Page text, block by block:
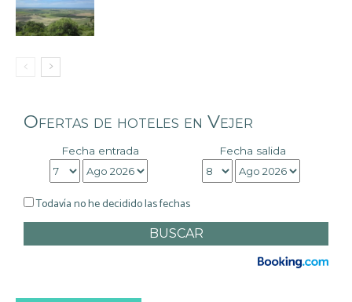
Ofertas de hoteles en Vejer
Fecha entrada Fecha salida
Todavía no he decidido las fechas